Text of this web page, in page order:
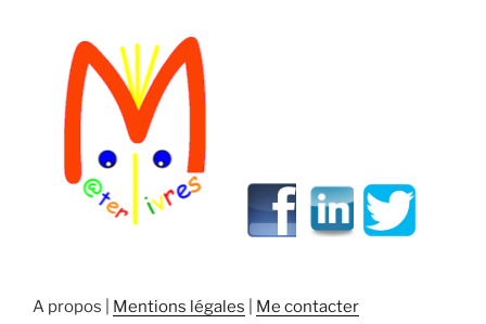
A propos | Mentions légales Me contacter